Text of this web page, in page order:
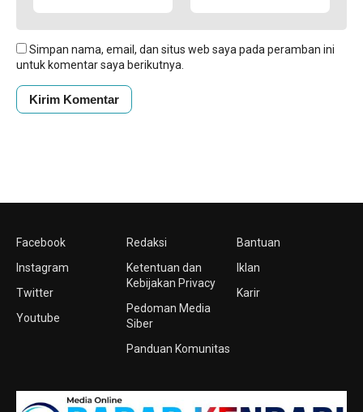
Simpan nama, email, dan situs web saya pada peramban ini
untuk komentar saya berikutnya.
Facebook
Instagram
Twitter
Youtube
Redaksi
Ketentuan dan
Kebijakan Privacy
Pedoman Media
Siber
Panduan Komunitas
Bantuan
Iklan
Karir